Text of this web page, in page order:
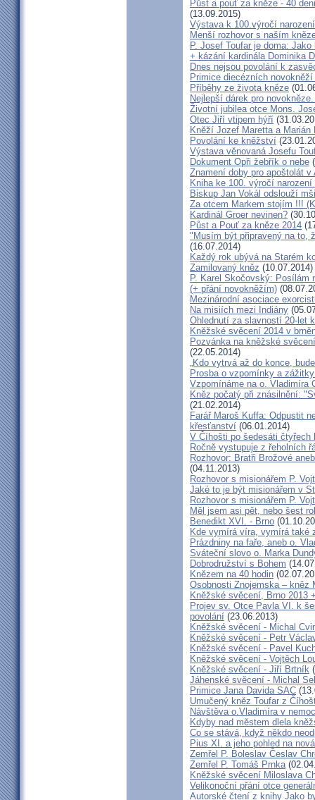
Půst a pouť za kněze - 40
(13.09.2015)
Výstava k 100.výročí
Menší rozhovor s naším
P. Josef Toufar je doma:
+ kázání kardinála Dominika
Dnes nejsou povolání k
Primice diecézních
Příběhy ze života kněze
Nejlepší dárek pro
Životní jubilea otce Mons.
Otec Jiří vtipem hýří
Kněží Jozef Maretta a Marián
Povolání ke kněžství
Výstava věnovaná Josefu
Dokument Opři žebřík o nebe
Znamení doby pro apoštolát v
Kniha ke 100. výročí narození
Biskup Jan Vokál odslouží
Za otcem Markem stojím !!!
Kardinál Groer nevinen?
Půst a Pouť za kněze 2014
"Musím být připravený na to,
(16.07.2014)
Každý rok ubývá na Starém
Zamilovaný kněz (10.07.2014)
P. Karel Skočovský: Posílám
(+ přání novokněžím)
Mezinárodní asociace
Na misiích mezi Indiány
Ohlednutí za slavností 20-let
Kněžské svěcení 2014 v
Pozvánka na kněžské
(22.05.2014)
„Kdo vytrvá až do konce,
Prosba o vzpomínky a
Vzpomínáme na o. Vladimíra
Kněz počatý při znásilnění:
(21.02.2014)
Farář Maroš Kuffa: Odpustit
křesťanství (06.01.2014)
V Číhošti po šedesáti čtyřech
Ročně vystupuje z řeholních
Rozhovor: Bratři Brožové
(04.11.2013)
Rozhovor s misionářem P.
Jaké to je být misionářem v
Rozhovor s misionářem P.
Měl jsem asi pět, nebo šest
Benedikt XVI. - Brno
Kde vymírá víra, vymírá také
Prázdniny na faře, aneb o.
Sváteční slovo o. Marka
Dobrodružství s Bohem
Knězem na 40 hodin
Osobnosti Znojemska – kněz
Kněžské svěcení, Brno 2013
Projev sv. Otce Pavla VI. k
povolání (23.06.2013)
Kněžské svěcení - Michal
Kněžské svěcení - Petr
Kněžské svěcení - Pavel
Kněžské svěcení - Vojtěch
Kněžské svěcení - Jiří Brtník
Jáhenské svěcení - Michal
Primice Jana Davida SAC
Umučený kněz Toufar z
Návštěva o.Vladimíra v
Kdyby nad městem dlela
Co se stává, když někdo
Pius XI. a jeho pohled na
Zemřel P. Boleslav Česlav
Zemřel P. Tomáš Prnka
Kněžské svěcení Miloslava
Velikonoční přání otce
Autorské čtení z knihy Jako